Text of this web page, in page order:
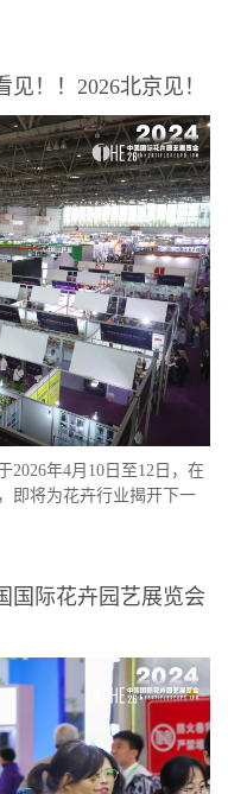
！！2026北京见！
2026年4月10日至12日，在
即将为花卉行业揭开下一
国际花卉园艺展览会